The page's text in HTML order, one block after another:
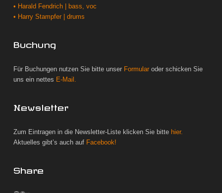
• Harald Fendrich | bass, voc
• Harry Stampfer | drums
Buchung
Für Buchungen nutzen Sie bitte unser Formular oder schicken Sie
uns ein nettes E-Mail.
Newsletter
Zum Eintragen in die Newsletter-Liste klicken Sie bitte hier.
Aktuelles gibt’s auch auf Facebook!
Share